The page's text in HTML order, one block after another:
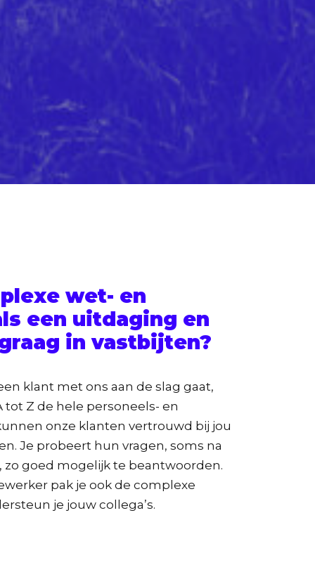
wet- en
een uitdaging en
in vastbijten?
klant met ons aan de slag gaat,
tot Z de hele personeels- en
onze klanten vertrouwd bij jou
Je probeert hun vragen, soms na
zo goed mogelijk te beantwoorden.
pak je ook de complexe
je jouw collega’s.